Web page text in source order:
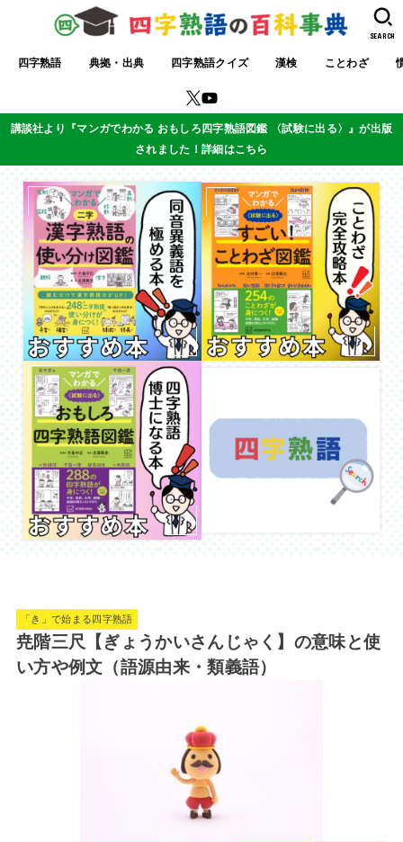
四字熟語 典拠・出典 四字熟語クイズ 漢検 ことわざ
SEARCH
講談社より『マンガでわかる おもしろ四字熟語図鑑 〈試験に出る〉』が出版
されました！詳細はこちら
「き」で始まる四字熟語
尭階三尺【ぎょうかいさんじゃく】の意味と使
い方や例文（語源由来・類義語）